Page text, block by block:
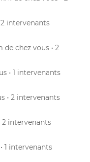
2 intervenants
de chez vous • 2
• 1 intervenants
• 2 intervenants
2 intervenants
1 intervenants